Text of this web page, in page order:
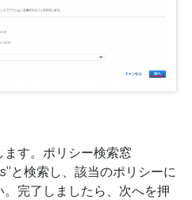
す。ポリシー検索窓
と検索し、該当のポリシーに
完了しましたら、次へを押